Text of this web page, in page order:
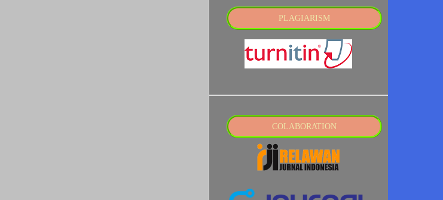
PLAGIARISM
COLABORATION